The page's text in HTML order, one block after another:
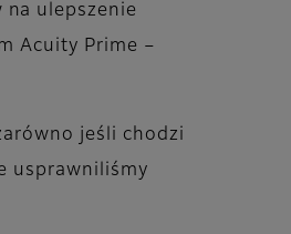
ulepszenie
Acuity Prime –
jeśli chodzi
usprawniliśmy